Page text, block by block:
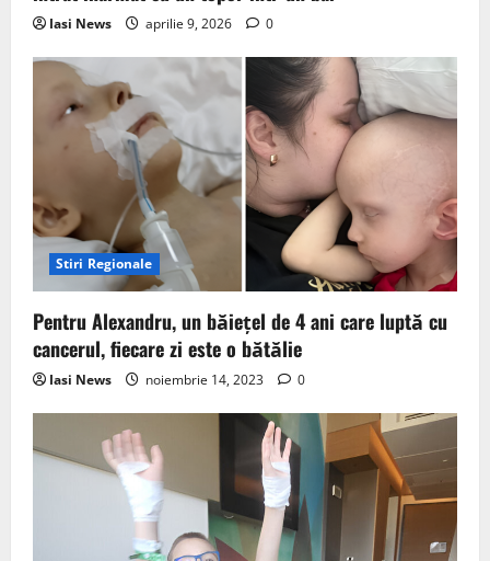
Iasi News aprilie 9, 2026 0
Stiri Regionale
Pentru Alexandru, un băiețel de 4 ani care luptă cu
cancerul, fiecare zi este o bătălie
Iasi News noiembrie 14, 2023 0